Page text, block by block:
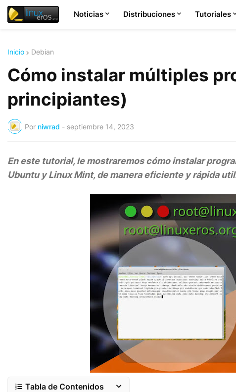
Noticias Distribuciones Tutoriales
Inicio Debian
Cómo instalar múltiples
principiantes)
Por niwrad - septiembre 14, 2023
En este tutorial, le mostraremos cómo instalar
Ubuntu y Linux Mint, de manera eficiente y rápida
Tabla de Contenidos